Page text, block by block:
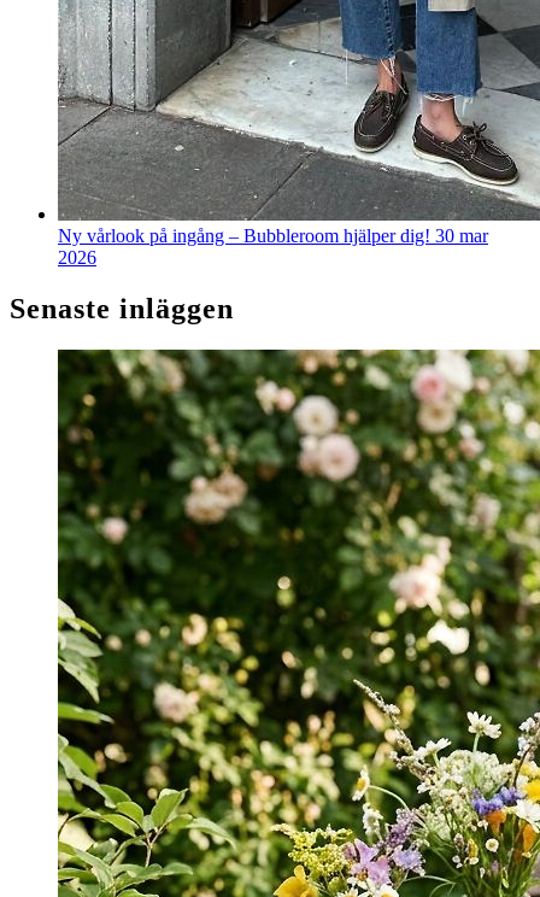
Ny vårlook på ingång – Bubbleroom hjälper dig! 30 mar
2026
Senaste inläggen